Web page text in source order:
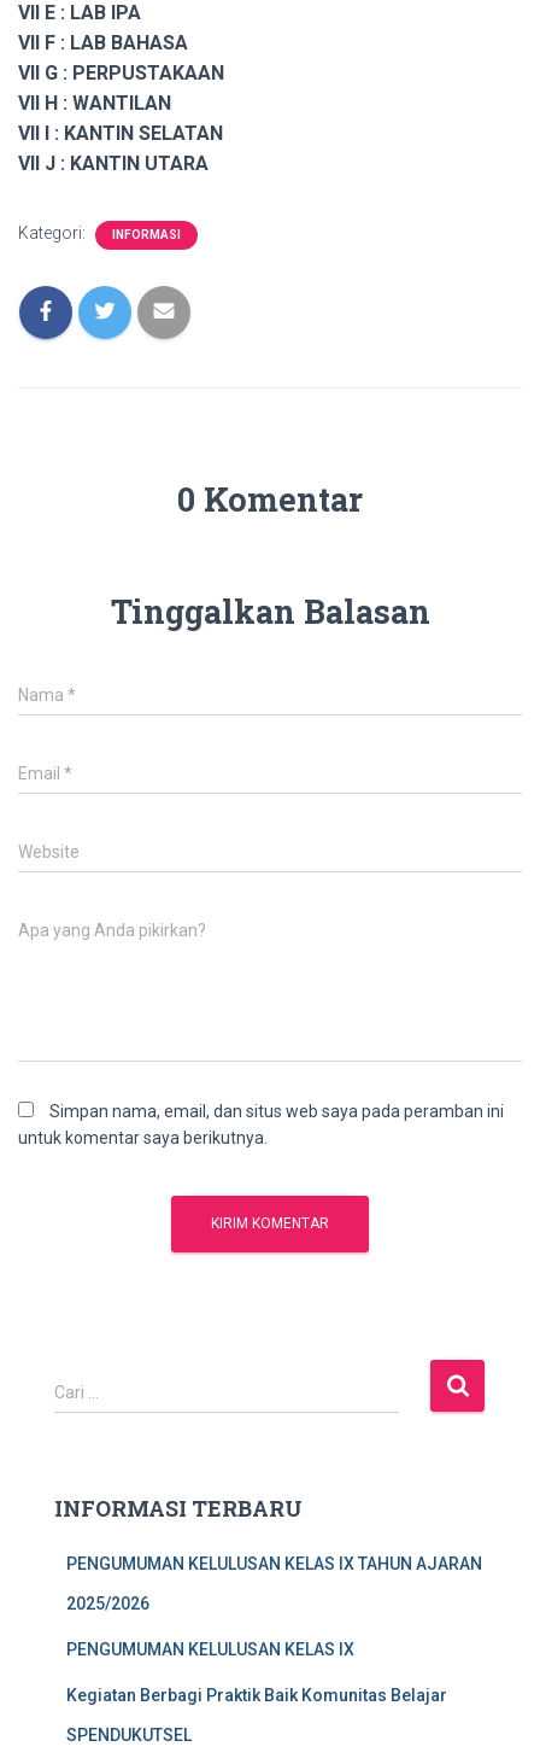
VII E : LAB IPA
VII F : LAB BAHASA
VII G : PERPUSTAKAAN
VII H : WANTILAN
VII I : KANTIN SELATAN
VII J : KANTIN UTARA
Kategori: INFORMASI
0 Komentar
Tinggalkan Balasan
Nama *
Email *
Website
Apa yang Anda pikirkan?
Simpan nama, email, dan situs web saya pada peramban ini
untuk komentar saya berikutnya.
C
a
n
Cari …
INFORMASI TERBARU
PENGUMUMAN KELULUSAN KELAS IX TAHUN AJARAN
2025/2026
PENGUMUMAN KELULUSAN KELAS IX
Kegiatan Berbagi Praktik Baik Komunitas Belajar
SPENDUKUTSEL